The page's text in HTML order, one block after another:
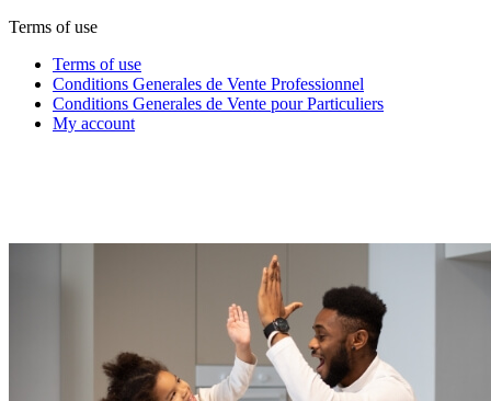
Terms of use
Terms of use
Conditions Generales de Vente Professionnel
Conditions Generales de Vente pour Particuliers
My account